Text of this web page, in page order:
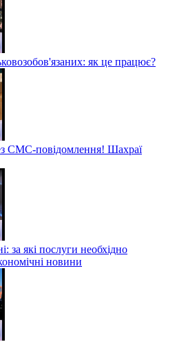
як це працює?
СМС-повідомлення! Шахраї
за які послуги необхідно
новини